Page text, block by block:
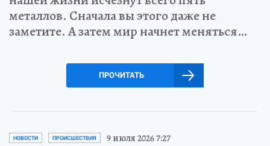
металлов. Сначала вы этого даже не
заметите. А затем мир начнет меняться…
ПРОЧИТАТЬ
НОВОСТИ ПРОИСШЕСТВИЯ 9 июля 2026 7:27